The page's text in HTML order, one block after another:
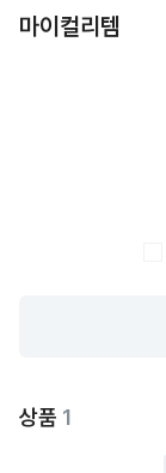
마이컬리템
상품 1